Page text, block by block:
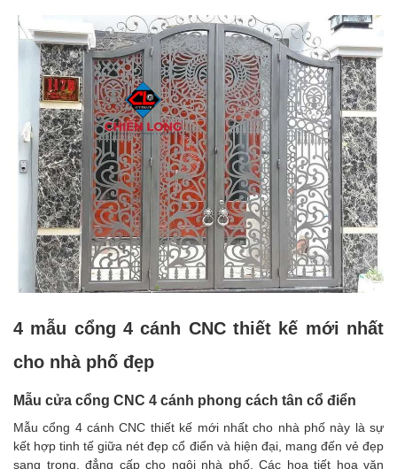
4 mẫu cổng 4 cánh CNC thiết kế mới nhất
cho nhà phố đẹp
Mẫu cửa cổng CNC 4 cánh phong cách tân cổ điển
Mẫu cổng 4 cánh CNC thiết kế mới nhất cho nhà phố này là sự
kết hợp tinh tế giữa nét đẹp cổ điển và hiện đại, mang đến vẻ đẹp
sang trọng, đẳng cấp cho ngôi nhà phố. Các họa tiết hoa văn